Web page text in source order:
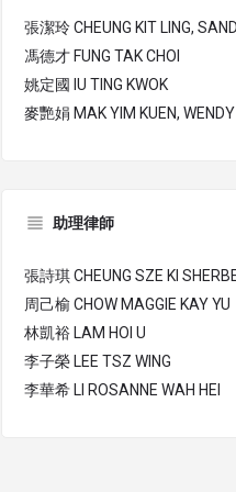
張潔玲 CHEUNG KIT LING,
馮德才 FUNG TAK CHOI
姚定國 IU TING KWOK
麥艷娟 MAK YIM KUEN, WENDY
助理律師
張詩琪 CHEUNG SZE KI
周己榆 CHOW MAGGIE KAY YU
林凱裕 LAM HOI U
李子榮 LEE TSZ WING
李華希 LI ROSANNE WAH HEI